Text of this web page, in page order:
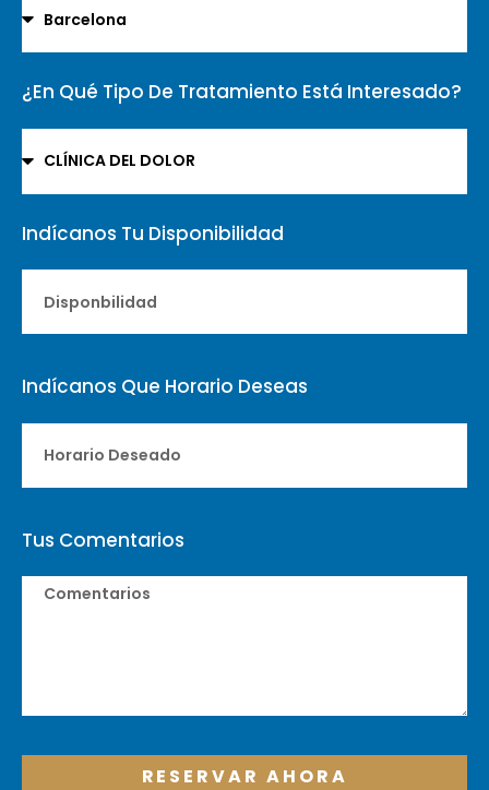
¿En Qué Tipo De Tratamiento Está Interesado?
Indícanos Tu Disponibilidad
Indícanos Que Horario Deseas
Tus Comentarios
RESERVAR AHORA